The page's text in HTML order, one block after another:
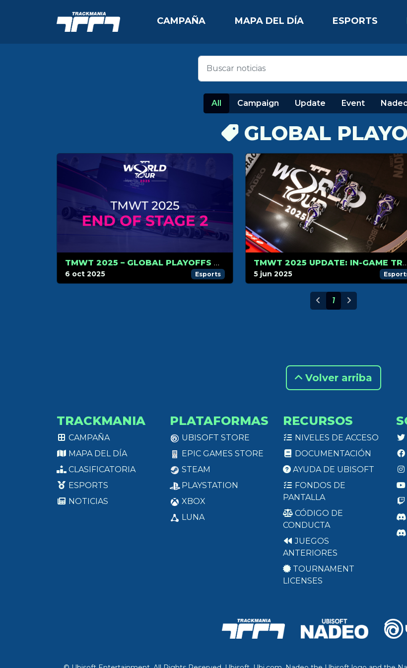
CAMPAÑA MAPA DEL DÍA ESPORTS
All Campaign Update Event
GLOBAL
TMWT 2025 – GLOBAL PLAYOFFS #2: NEMESIS RISE TO THE TOP, WORLD CUP LINE-UP COMPLETE
6 oct 2025 Esports
TMWT 2025 UPDATE: IN-GAME TROPHIES, NEW TRACKS AND MORE.
5 jun 2025
1
Volver arriba
TRACKMANIA
CAMPAÑA
MAPA DEL DÍA
CLASIFICATORIA
ESPORTS
NOTICIAS
PLATAFORMAS
UBISOFT STORE
EPIC GAMES STORE
STEAM
PLAYSTATION
XBOX
LUNA
RECURSOS
NIVELES DE ACCESO
DOCUMENTACIÓN
AYUDA DE UBISOFT
FONDOS DE
PANTALLA
CÓDIGO DE
CONDUCTA
JUEGOS
ANTERIORES
TOURNAMENT
LICENSES